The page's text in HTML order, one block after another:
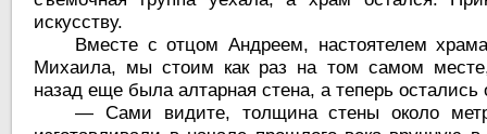
искусству.
Вместе с отцом Андреем, настоятелем
Михаила, мы стоим как раз на том самом месте,
назад еще была алтарная стена, а теперь
— Сами видите, толщина стены около